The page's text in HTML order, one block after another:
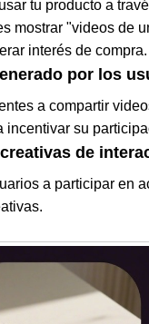
tu producto a
mostrar "videos de
interés de compra.
por los
a compartir
incentivar su
de
a participar en